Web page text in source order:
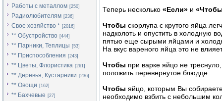
Работы с металлом [250]
Радиолюбителям [236]
Свое хозяйство * [2016]
** Обустройство [444]
** Парники, Теплицы [53]
** Приспособления [243]
** Цветы, Флористика [261]
** Деревья, Кустарники [236]
** Овощи [162]
** Бахчевые [27]
Теперь несколько «Если» и
Чтобы скорлупа с крутого яйца
надколоть и опустить в холодную
пятью еще сырыми яйцами и
На вкус вареного яйца это не
Чтобы при варке яйцо не
положить перевернутое блюдце.
Чтобы яйцо, которым Вы
необходимо взбить с небольшим